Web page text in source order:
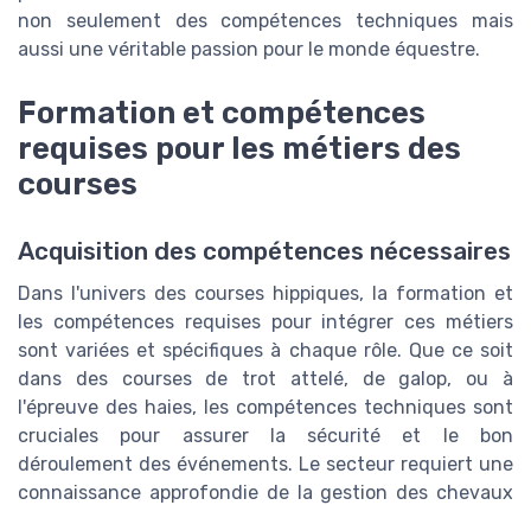
non seulement des compétences techniques mais
aussi une véritable passion pour le monde équestre.
Formation et compétences
requises pour les métiers des
courses
Acquisition des compétences nécessaires
Dans l'univers des courses hippiques, la formation et
les compétences requises pour intégrer ces métiers
sont variées et spécifiques à chaque rôle. Que ce soit
dans des courses de trot attelé, de galop, ou à
l'épreuve des haies, les compétences techniques sont
cruciales pour assurer la sécurité et le bon
déroulement des événements. Le secteur requiert une
connaissance approfondie de la gestion des chevaux